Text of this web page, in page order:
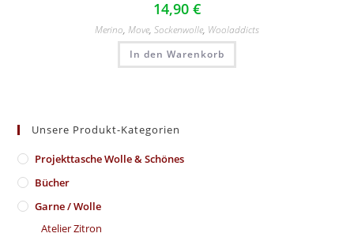
14,90 €
Merino, Move, Sockenwolle, Wooladdicts
In den Warenkorb
Unsere Produkt-Kategorien
​Projekttasche Wolle & Schönes
Bücher
Garne / Wolle
Atelier Zitron